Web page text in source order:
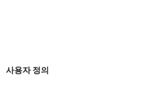
사용자 정의